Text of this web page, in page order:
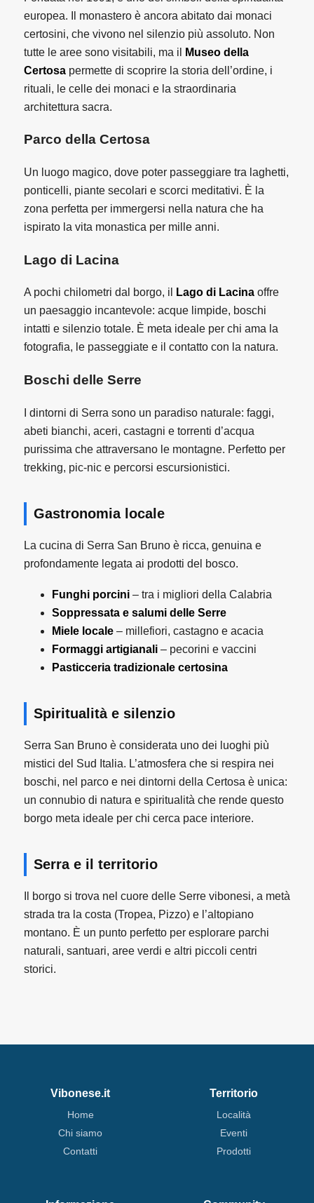
europea. Il monastero è ancora abitato dai monaci
certosini, che vivono nel silenzio più assoluto. Non
tutte le aree sono visitabili, ma il
Museo della
Certosa permette di scoprire la storia dell’ordine, i
rituali, le celle dei monaci e la straordinaria
architettura sacra.
Parco della Certosa
Un luogo magico, dove poter passeggiare tra laghetti,
ponticelli, piante secolari e scorci meditativi. È la
zona perfetta per immergersi nella natura che ha
ispirato la vita monastica per mille anni.
Lago di Lacina
A pochi chilometri dal borgo, il Lago di Lacina offre
un paesaggio incantevole: acque limpide, boschi
intatti e silenzio totale. È meta ideale per chi ama la
fotografia, le passeggiate e il contatto con la natura.
Boschi delle Serre
I dintorni di Serra sono un paradiso naturale: faggi,
abeti bianchi, aceri, castagni e torrenti d’acqua
purissima che attraversano le montagne. Perfetto per
trekking, pic-nic e percorsi escursionistici.
Gastronomia locale
La cucina di Serra San Bruno è ricca, genuina e
profondamente legata ai prodotti del bosco.
Funghi porcini – tra i migliori della Calabria
Soppressata e salumi delle Serre
Miele locale – millefiori, castagno e acacia
Formaggi artigianali – pecorini e vaccini
Pasticceria tradizionale certosina
Spiritualità e silenzio
Serra San Bruno è considerata uno dei luoghi più
mistici del Sud Italia. L’atmosfera che si respira nei
boschi, nel parco e nei dintorni della Certosa è unica:
un connubio di natura e spiritualità che rende questo
borgo meta ideale per chi cerca pace interiore.
Serra e il territorio
Il borgo si trova nel cuore delle Serre vibonesi, a metà
strada tra la costa (Tropea, Pizzo) e l’altopiano
montano. È un punto perfetto per esplorare parchi
naturali, santuari, aree verdi e altri piccoli centri
storici.
Vibonese.it
Home
Chi siamo
Contatti
Territorio
Località
Eventi
Prodotti